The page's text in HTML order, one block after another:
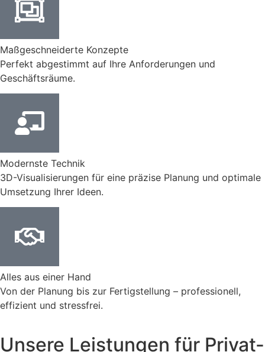
Maßgeschneiderte Konzepte
Perfekt abgestimmt auf Ihre Anforderungen und
Geschäftsräume.
Modernste Technik
3D-Visualisierungen für eine präzise Planung und optimale
Umsetzung Ihrer Ideen.
Alles aus einer Hand
Von der Planung bis zur Fertigstellung – professionell,
effizient und stressfrei.
Unsere Leistungen für Privat-